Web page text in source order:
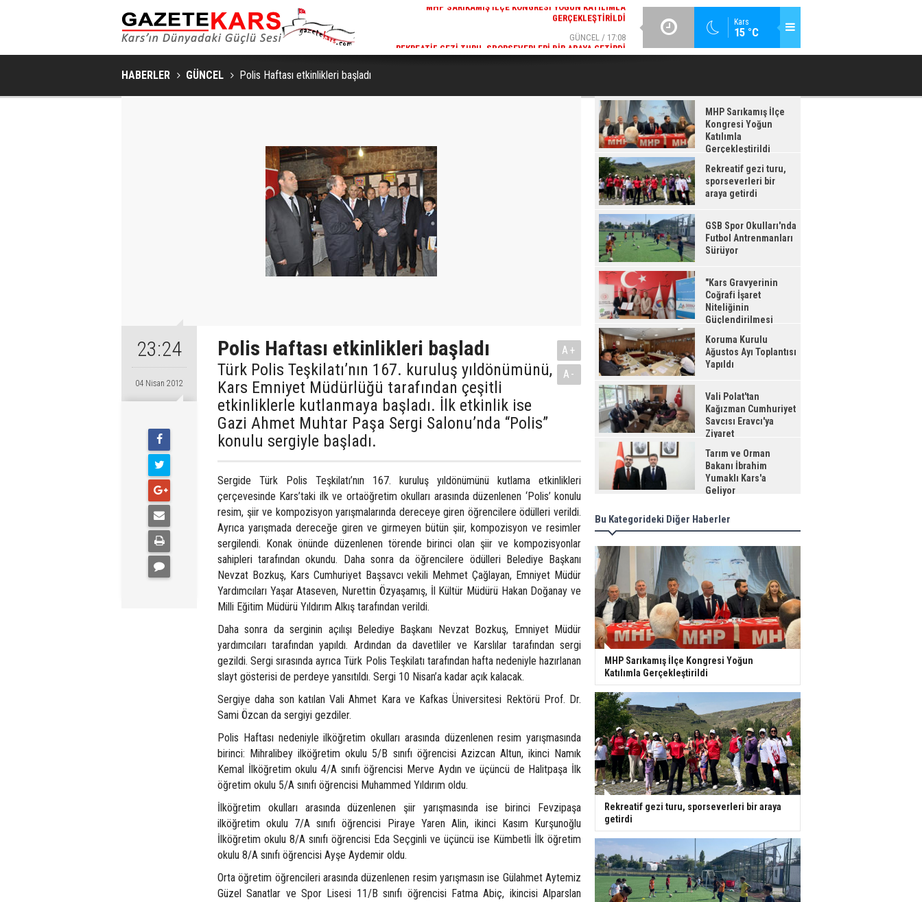
Kars
15 °C
MHP SARIKAMIŞ İLÇE KONGRESI YOĞUN KATILIMLA
GERÇEKLEŞTIRILDI
GÜNCEL / 17:08
REKREATIF GEZI TURU, SPORSEVERLERI BIR ARAYA GETIRDI
GSB SPOR OKULLARI'NDA FUTBOL ANTRENMANLARI SÜRÜYOR
HABERLER GÜNCEL Polis Haftası etkinlikleri başladı
23:24
04 Nisan 2012
Polis Haftası etkinlikleri başladı
Türk Polis Teşkilatı’nın 167. kuruluş yıldönümünü,
Kars Emniyet Müdürlüğü tarafından çeşitli
etkinliklerle kutlanmaya başladı. İlk etkinlik ise
Gazi Ahmet Muhtar Paşa Sergi Salonu’nda “Polis”
konulu sergiyle başladı.
A+
A-
Sergide Türk Polis Teşkilatı’nın 167. kuruluş yıldönümünü kutlama etkinlikleri
çerçevesinde Kars’taki ilk ve ortaöğretim okulları arasında düzenlenen ‘Polis’ konulu
resim, şiir ve kompozisyon yarışmalarında dereceye giren öğrencilere ödülleri verildi.
Ayrıca yarışmada dereceğe giren ve girmeyen bütün şiir, kompozisyon ve resimler
sergilendi. Konak önünde düzenlenen törende birinci olan şiir ve kompozisyonlar
sahipleri tarafından okundu. Daha sonra da öğrencilere ödülleri Belediye Başkanı
Nevzat Bozkuş, Kars Cumhuriyet Başsavcı vekili Mehmet Çağlayan, Emniyet Müdür
Yardımcıları Yaşar Ataseven, Nurettin Özyaşamış, İl Kültür Müdürü Hakan Doğanay ve
Milli Eğitim Müdürü Yıldırım Alkış tarafından verildi.
Daha sonra da serginin açılışı Belediye Başkanı Nevzat Bozkuş, Emniyet Müdür
yardımcıları tarafından yapıldı. Ardından da davetliler ve Karslılar tarafından sergi
gezildi. Sergi sırasında ayrıca Türk Polis Teşkilatı tarafından hafta nedeniyle hazırlanan
slayt gösterisi de perdeye yansıtıldı. Sergi 10 Nisan’a kadar açık kalacak.
Sergiye daha son katılan Vali Ahmet Kara ve Kafkas Üniversitesi Rektörü Prof. Dr.
Sami Özcan da sergiyi gezdiler.
Polis Haftası nedeniyle ilköğretim okulları arasında düzenlenen resim yarışmasında
birinci: Mihralibey ilköğretim okulu 5/B sınıfı öğrencisi Azizcan Altun, ikinci Namık
Kemal İlköğretim okulu 4/A sınıfı öğrencisi Merve Aydın ve üçüncü de Halitpaşa İlk
öğretim okulu 5/A sınıfı öğrencisi Muhammed Yıldırım oldu.
İlköğretim okulları arasında düzenlenen şiir yarışmasında ise birinci Fevzipaşa
ilköğretim okulu 7/A sınıfı öğrencisi Piraye Yaren Alin, ikinci Kasım Kurşunoğlu
İlköğretim okulu 8/A sınıfı öğrencisi Eda Seçginli ve üçüncü ise Kümbetli İlk öğretim
okulu 8/A sınıfı öğrencisi Ayşe Aydemir oldu.
Orta öğretim öğrencileri arasında düzenlenen resim yarışmasın ise Gülahmet Aytemiz
Güzel Sanatlar ve Spor Lisesi 11/B sınıfı öğrencisi Fatma Abiç, ikincisi Alparslan
MHP Sarıkamış İlçe
Kongresi Yoğun
Katılımla
Gerçekleştirildi
Rekreatif gezi turu,
sporseverleri bir
araya getirdi
GSB Spor Okulları'nda
Futbol Antrenmanları
Sürüyor
"Kars Gravyerinin
Coğrafi İşaret
Niteliğinin
Güçlendirilmesi
Projesi"
Koruma Kurulu
Ağustos Ayı Toplantısı
Yapıldı
Vali Polat'tan
Kağızman Cumhuriyet
Savcısı Eravcı'ya
Ziyaret
Tarım ve Orman
Bakanı İbrahim
Yumaklı Kars'a
Geliyor
Bu Kategorideki Diğer Haberler
MHP Sarıkamış İlçe Kongresi Yoğun
Katılımla Gerçekleştirildi
Rekreatif gezi turu, sporseverleri bir araya
getirdi